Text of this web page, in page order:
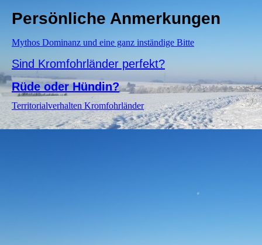
Persönliche Anmerkungen
Mythos Dominanz und eine ganz inständige Bitte
Sind Kromfohrländer perfekt?
Rüde oder Hündin?
Territorialverhalten Kromfohrländer